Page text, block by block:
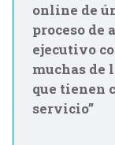
online de
proceso de
ejecutivo
muchas de
que tienen
servicio’’